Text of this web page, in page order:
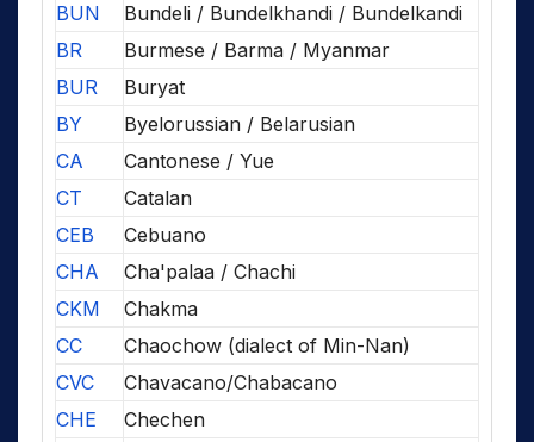
BUN
Bundeli / Bundelkhandi / Bundelkandi
BR
Burmese / Barma / Myanmar
BUR
Buryat
BY
Byelorussian / Belarusian
CA
Cantonese / Yue
CT
Catalan
CEB
Cebuano
CHA
Cha'palaa / Chachi
CKM
Chakma
CC
Chaochow (dialect of Min-Nan)
CVC
Chavacano/Chabacano
CHE
Chechen